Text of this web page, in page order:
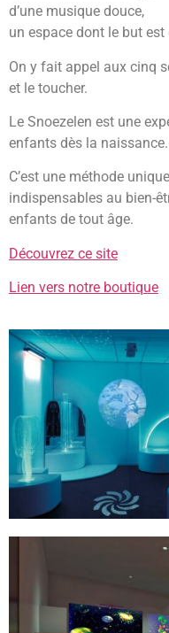
d’une musique douce,
un espace dont le but
On y fait appel aux cinq
et le toucher.
Le Snoezelen est une
enfants dès la naissance.
C’est une méthode
indispensables au bien-
enfants de tout âge.
Découvrez ce site
Lien vers notre boutique